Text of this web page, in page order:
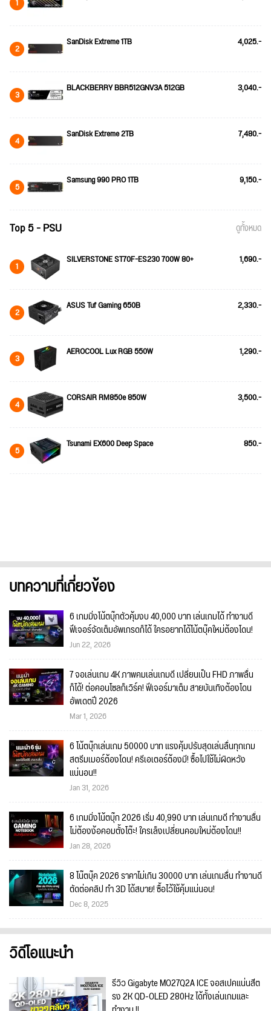
2 SanDisk Extreme 1TB 4,025.-
3 BLACKBERRY BBR512GNV3A 512GB 3,040.-
4 SanDisk Extreme 2TB 7,480.-
5 Samsung 990 PRO 1TB 9,150.-
Top 5 - PSU ดูทั้งหมด
1 SILVERSTONE ST70F-ES230 700W 80+ 1,690.-
2 ASUS Tuf Gaming 650B 2,330.-
3 AEROCOOL Lux RGB 550W 1,290.-
4 CORSAIR RM850e 850W 3,500.-
5 Tsunami EX600 Deep Space 850.-
บทความที่เกี่ยวข้อง
6 เกมมิ่งโน้ตบุ๊กตัวคุ้มงบ 40,000 บาท เล่นเกมได้ ทำงานดี
ฟีเจอร์จัดเต็มอัพเกรดก็ได้ ใครอยากได้โน้ตบุ๊คใหม่ต้องโดน!
Jun 22, 2026
7 จอเล่นเกม 4K ภาพคมเล่นเกมดี เปลี่ยนเป็น FHD ภาพลื่น
ก็ได้! ต่อคอนโซลก็เวิร์ค! ฟีเจอร์มาเต็ม สายบันเทิงต้องโดน
อัพเดตปี 2026
Mar 1, 2026
6 โน้ตบุ๊กเล่นเกม 50000 บาท แรงคุ้มปรับสุดเล่นลื่นทุกเกม
สตรีมเมอร์ต้องโดน! ครีเอเตอร์ต้องมี! ซื้อไปใช้ไม่ผิดหวัง
แน่นอน!!
Jan 31, 2026
6 เกมมิ่งโน้ตบุ๊ก 2026 เริ่ม 40,990 บาท เล่นเกมดี ทำงานลื่น
ไม่ต้องง้อคอมตั้งโต๊ะ! ใครเล็งเปลี่ยนคอมใหม่ต้องโดน!!
Jan 28, 2026
8 โน๊ตบุ๊ค 2026 ราคาไม่เกิน 30000 บาท เล่นเกมลื่น ทำงานดี
ตัดต่อคลิป ทำ 3D ได้สบาย! ซื้อไว้ใช้คุ้มแน่นอน!
Dec 8, 2025
วิดีโอแนะนำ
รีวิว Gigabyte MO27Q2A ICE จอสเปคแน่นสีต
รง 2K QD-OLED 280Hz ได้ทั้งเล่นเกมและ